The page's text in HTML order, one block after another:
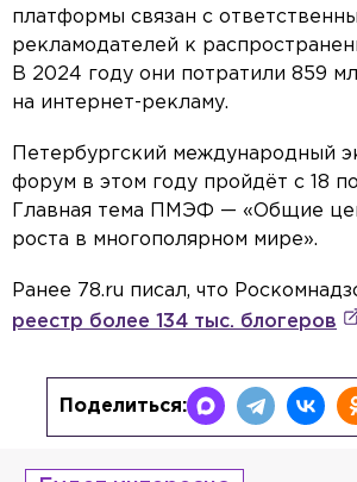
платформы связан с
рекламодателей к
В 2024 году они потратили 859
на интернет-рекламу.
Петербургский международный
форум в этом году пройдёт с 18
Главная тема ПМЭФ — «Общие
роста в многополярном мире».
Ранее 78.ru писал, что
реестр более 134 тыс. блогеров
Поделиться: